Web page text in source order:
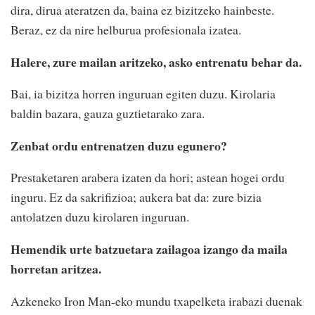
dira, dirua ateratzen da, baina ez bizitzeko hainbeste.
Beraz, ez da nire helburua profesionala izatea.
Halere, zure mailan aritzeko, asko entrenatu behar da.
Bai, ia bizitza horren inguruan egiten duzu. Kirolaria
baldin bazara, gauza guztietarako zara.
Zenbat ordu entrenatzen duzu egunero?
Prestaketaren arabera izaten da hori; astean hogei ordu
inguru. Ez da sakrifizioa; aukera bat da: zure bizia
antolatzen duzu kirolaren inguruan.
Hemendik urte batzuetara zailagoa izango da maila
horretan aritzea.
Azkeneko Iron Man-eko mundu txapelketa irabazi duenak